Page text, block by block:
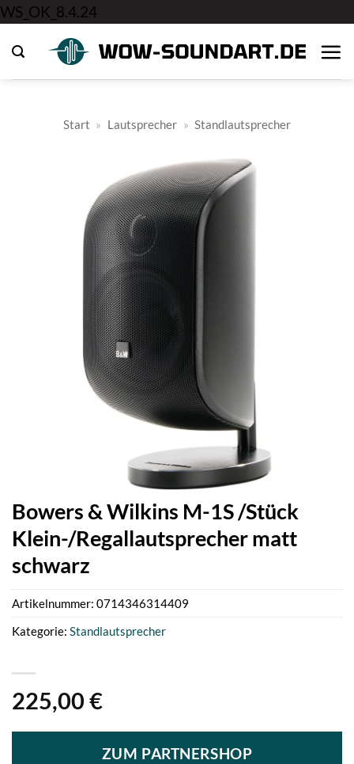
WS_OK_8.4.24
springen
Start » Lautsprecher » Standlautsprecher
Bowers & Wilkins M-1S /Stück
Klein-/Regallautsprecher matt
schwarz
225,00 €
ZUM PARTNERSHOP
Artikelnummer: 0714346314409
Kategorie: Standlautsprecher